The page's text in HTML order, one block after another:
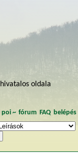
oldala
poi~ fórum FAQ belépés